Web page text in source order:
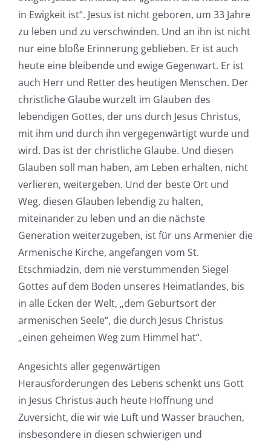
in Ewigkeit ist“. Jesus ist nicht geboren, um 33 Jahre
zu leben und zu verschwinden. Und an ihn ist nicht
nur eine bloße Erinnerung geblieben. Er ist auch
heute eine bleibende und ewige Gegenwart. Er ist
auch Herr und Retter des heutigen Menschen. Der
christliche Glaube wurzelt im Glauben des
lebendigen Gottes, der uns durch Jesus Christus,
mit ihm und durch ihn vergegenwärtigt wurde und
wird. Das ist der christliche Glaube. Und diesen
Glauben soll man haben, am Leben erhalten, nicht
verlieren, weitergeben. Und der beste Ort und
Weg, diesen Glauben lebendig zu halten,
miteinander zu leben und an die nächste
Generation weiterzugeben, ist für uns Armenier die
Armenische Kirche, angefangen vom St.
Etschmiadzin, dem nie verstummenden Siegel
Gottes auf dem Boden unseres Heimatlandes, bis
in alle Ecken der Welt, „dem Geburtsort der
armenischen Seele“, die durch Jesus Christus
„einen geheimen Weg zum Himmel hat“.
Angesichts aller gegenwärtigen
Herausforderungen des Lebens schenkt uns Gott
in Jesus Christus auch heute Hoffnung und
Zuversicht, die wir wie Luft und Wasser brauchen,
insbesondere in diesen schwierigen und